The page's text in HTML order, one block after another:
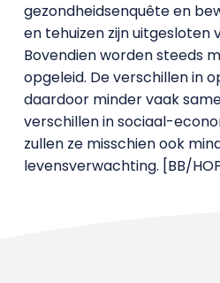
gezondheidsenquête en
en tehuizen zijn uitgesloten
Bovendien worden steeds
opgeleid. De verschillen in
daardoor minder vaak
verschillen in sociaal-
zullen ze misschien ook
levensverwachting. [BB/